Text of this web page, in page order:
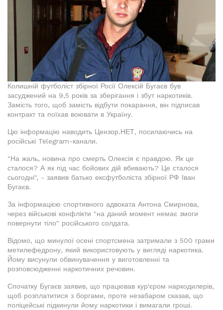
Колишній футболіст збірної Росії Олексій Бугаєв був
засуджений на 9,5 років за зберігання і збут наркотиків.
Замість того, щоб замість відбути покарання, він підписав
контракт та поїхав воювати в Україну.
Цю інформацію наводить Цензор.НЕТ, посилаючись на
російські Telegram-канали.
"На жаль, новина про смерть Олексія є правдою. Як це
сталося? А як під час бойових дій вбивають? Це сталося
сьогодні", - заявив батько ексфутболіста збірної РФ Іван
Бугаєв.
За інформацією спортивного адвоката Антона Смирнова,
через військові конфлікти "на даний момент немає змоги
повернути тіло" російського солдата.
Відомо, що минулої осені спортсмена затримали з 500 грами
метилефедрону, який використовують у вигляді наркотика.
Йому висунули обвинувачення у виготовленні та
розповсюдженні наркотичних речовин.
Спочатку Бугаєв заявив, що працював кур'єром наркодилерів,
щоб розплатитися з боргами, проте незабаром сказав, що
поліцейські підкинули йому наркотики і вимагали гроші.